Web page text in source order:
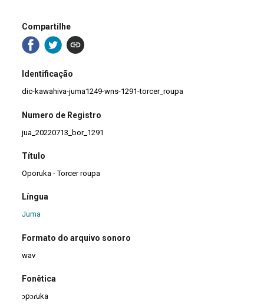
Compartilhe
Identificação
dic-kawahiva-juma1249-wns-1291-torcer_roupa
Numero de Registro
jua_20220713_bor_1291
Título
Oporuka - Torcer roupa
Língua
Juma
Formato do arquivo sonoro
wav
Fonêtica
ɔpɔɾuka